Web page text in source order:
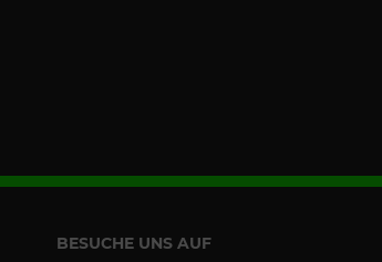
BESUCHE UNS AUF